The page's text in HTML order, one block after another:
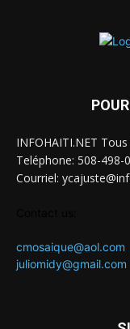
INFOHAITI.NET
Teléphone: 508-498-
Courriel:
cmosaique@aol.com
juliomidy@gmail.com